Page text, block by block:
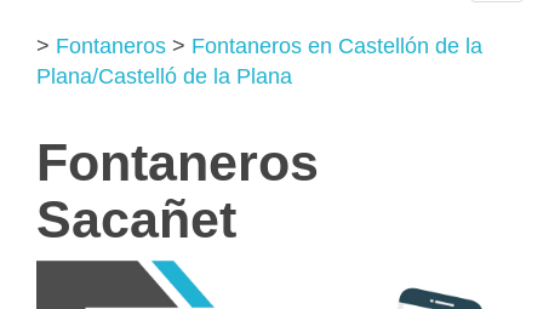
> Fontaneros > Fontaneros en Castellón de la
Plana/Castelló de la Plana
Fontaneros
Sacañet